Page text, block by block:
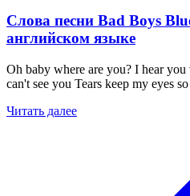
Слова песни Bad Boys
английском языке
Oh baby where are you? I hear
can't see you Tears keep my eyes
Читать далее